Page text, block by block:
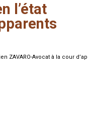
l’état
ZAVARO-Avocat à la cour